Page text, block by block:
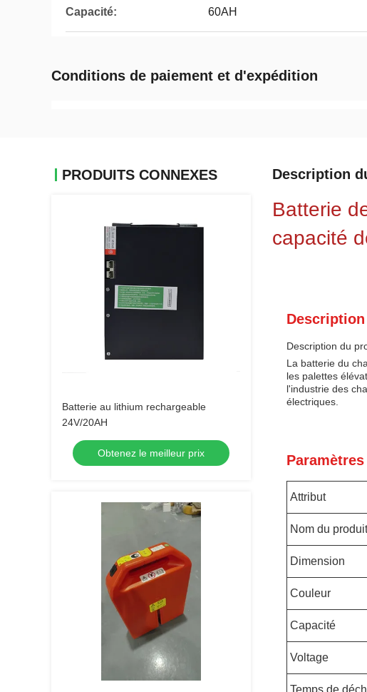
Capacité: 60AH
Conditions de paiement et d'expédition
PRODUITS CONNEXES
Batterie au lithium rechargeable
24V/20AH
Obtenez le meilleur prix
Description
Batterie
capacité
Description du
La batterie du
les palettes
l'industrie des
électriques.
Attribut
Nom du produit
Dimension
Couleur
Capacité
Voltage
Temps de